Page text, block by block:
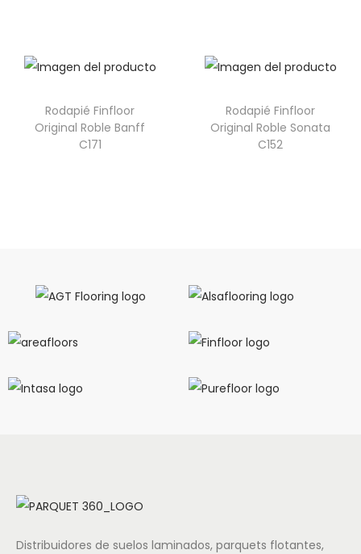
Rodapié Finfloor
Original Roble Banff
C171
Rodapié Finfloor
Original Roble Sonata
C152
Distribuidores de suelos laminados, parquets flotantes,